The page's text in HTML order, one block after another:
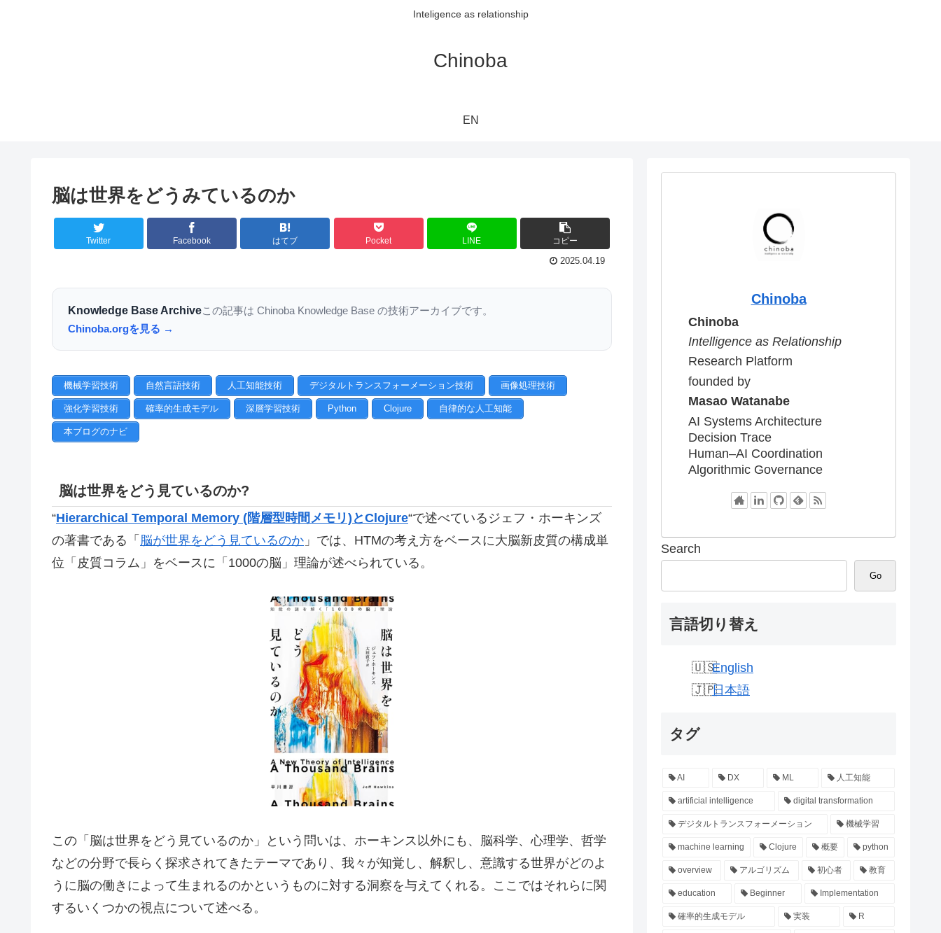
Inteligence as relationship
Chinoba
EN
脳は世界をどうみているのか
Twitter Facebook はてブ Pocket LINE コピー
2025.04.19
Knowledge Base Archiveこの記事は Chinoba Knowledge Base の技術アーカイブです。
Chinoba.orgを見る →
機械学習技術 自然言語技術 人工知能技術 デジタルトランスフォーメーション技術 画像処理技術
強化学習技術 確率的生成モデル 深層学習技術 Python Clojure 自律的な人工知能
本ブログのナビ
脳は世界をどう見ているのか?
“Hierarchical Temporal Memory (階層型時間メモリ)とClojure“で述べているジェフ・ホーキンズ
の著書である「 脳が世界をどう見ているのか 」では、HTMの考え方をベースに大脳新皮質の構成単
位「皮質コラム」をベースに「1000の脳」理論が述べられている。
この「脳は世界をどう見ているのか」という問いは、ホーキンス以外にも、脳科学、心理学、哲学
などの分野で長らく探求されてきたテーマであり、我々が知覚し、解釈し、意識する世界がどのよ
うに脳の働きによって生まれるのかというものに対する洞察を与えてくれる。ここではそれらに関
するいくつかの視点について述べる。
Chinoba
Chinoba
Intelligence as Relationship
Research Platform
founded by
Masao Watanabe
AI Systems Architecture
Decision Trace
Human–AI Coordination
Algorithmic Governance
Search
Go
言語切り替え
English
日本語
タグ
AI DX ML 人工知能
artificial intelligence digital transformation
デジタルトランスフォーメーション 機械学習
machine learning Clojure 概要 python
overview アルゴリズム 初心者 教育
education Beginner Implementation
確率的生成モデル 実装 R